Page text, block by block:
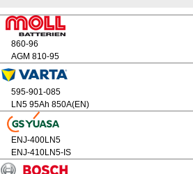
860-96
AGM 810-95
595-901-085
LN5 95Ah 850A(EN)
ENJ-400LN5
ENJ-410LN5-IS